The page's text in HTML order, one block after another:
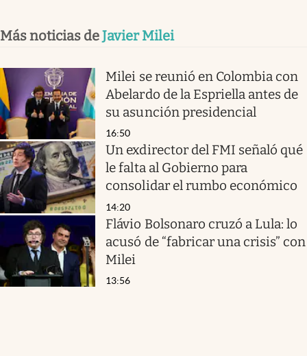
Más noticias deJavier Milei
Milei se reunió en Colombia con
Abelardo de la Espriella antes de
su asunción presidencial
16:50
Un exdirector del FMI señaló qué
le falta al Gobierno para
consolidar el rumbo económico
14:20
Flávio Bolsonaro cruzó a Lula: lo
acusó de “fabricar una crisis” con
Milei
13:56